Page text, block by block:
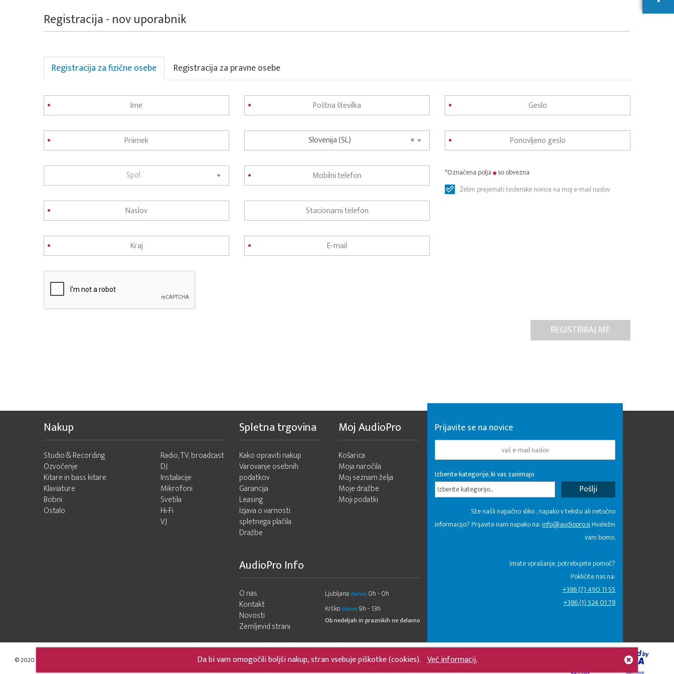
Registracija - nov uporabnik
Registracija za fizične osebe Registracija za pravne osebe
Spol
×
Slovenija (SL)
*Označena polja
so obvezna
Želim prejemati tedenske novice na moj e-mail naslov
Da bi vam omogočili boljši nakup, stran vsebuje piškotke (cookies). Več informacij.
Nakup
Studio & Recording
Ozvočenje
Kitare in bass kitare
Klaviature
Bobni
Ostalo
Radio, TV, broadcast
DJ
Instalacije
Mikrofoni
Svetila
Hi-Fi
VJ
Spletna trgovina
Kako opraviti nakup
Varovanje osebnih
podatkov
Garancija
Leasing
Izjava o varnosti
spletnega plačila
Dražbe
Moj AudioPro
Košarica
Moja naročila
Moj seznam želja
Moje dražbe
Moji podatki
AudioPro Info
O nas
Kontakt
Novosti
Zemljevid strani
Ljubljana danes 0h - 0h
Krško danes9h - 13h
Ob nedeljah in praznikih ne delamo
Prijavite se na novice
Izberite kategorije, ki vas zanimajo
Izberite kategorijo...
Ste našli napačno sliko , napako v tekstu ali netočno
informacijo? Prijavite nam napako na:info@audiopro.siHvaležni
vam bomo.
Imate vprašanje, potrebujete pomoč?
Pokličite nas na:
+386 (7) 490 11 55
+386 (1) 524 01 78
© 2020 - 2026 Audio Pro d.o.o.